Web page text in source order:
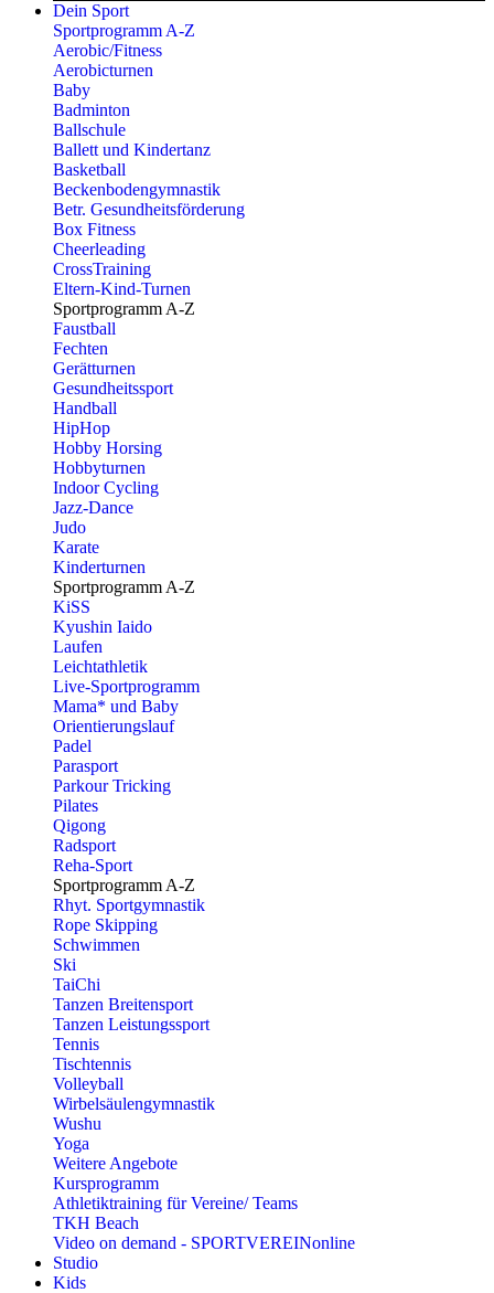
Dein Sport
Sportprogramm A-Z
Aerobic/Fitness
Aerobicturnen
Baby
Badminton
Ballschule
Ballett und Kindertanz
Basketball
Beckenbodengymnastik
Betr. Gesundheitsförderung
Box Fitness
Cheerleading
CrossTraining
Eltern-Kind-Turnen
Sportprogramm A-Z
Faustball
Fechten
Gerätturnen
Gesundheitssport
Handball
HipHop
Hobby Horsing
Hobbyturnen
Indoor Cycling
Jazz-Dance
Judo
Karate
Kinderturnen
Sportprogramm A-Z
KiSS
Kyushin Iaido
Laufen
Leichtathletik
Live-Sportprogramm
Mama* und Baby
Orientierungslauf
Padel
Parasport
Parkour Tricking
Pilates
Qigong
Radsport
Reha-Sport
Sportprogramm A-Z
Rhyt. Sportgymnastik
Rope Skipping
Schwimmen
Ski
TaiChi
Tanzen Breitensport
Tanzen Leistungssport
Tennis
Tischtennis
Volleyball
Wirbelsäulengymnastik
Wushu
Yoga
Weitere Angebote
Kursprogramm
Athletiktraining für Vereine/ Teams
TKH Beach
Video on demand - SPORTVEREINonline
Studio
Kids